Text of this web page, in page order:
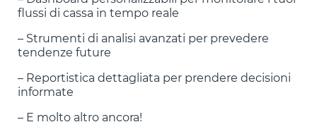
flussi di cassa in tempo reale
– Strumenti di analisi avanzati per prevedere
tendenze future
– Reportistica dettagliata per prendere decisioni
informate
– E molto altro ancora!